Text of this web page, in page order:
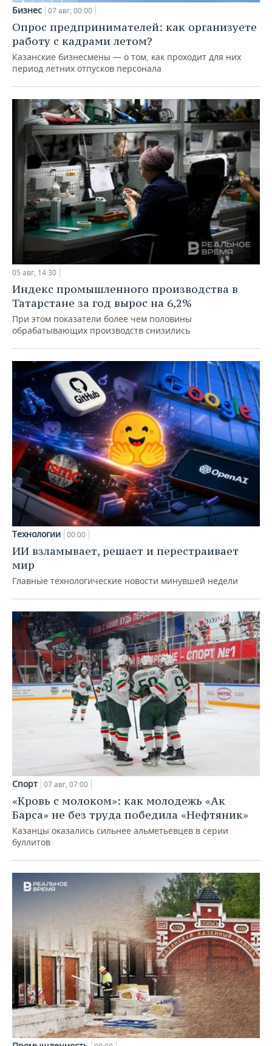
Бизнес 07 авг, 00:00
Опрос предпринимателей: как организуете
работу с кадрами летом?
Казанские бизнесмены — о том, как проходит для них
период летних отпусков персонала
05 авг, 14:30
Индекс промышленного производства в
Татарстане за год вырос на 6,2%
При этом показатели более чем половины
обрабатывающих производств снизились
Технологии 00:00
ИИ взламывает, решает и перестраивает
мир
Главные технологические новости минувшей недели
Спорт 07 авг, 07:00
«Кровь с молоком»: как молодежь «Ак
Барса» не без труда победила «Нефтяник»
Казанцы оказались сильнее альметьевцев в серии
буллитов